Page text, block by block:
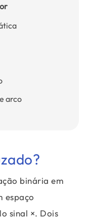
arco
binária em
espaço
sinal ×. Dois